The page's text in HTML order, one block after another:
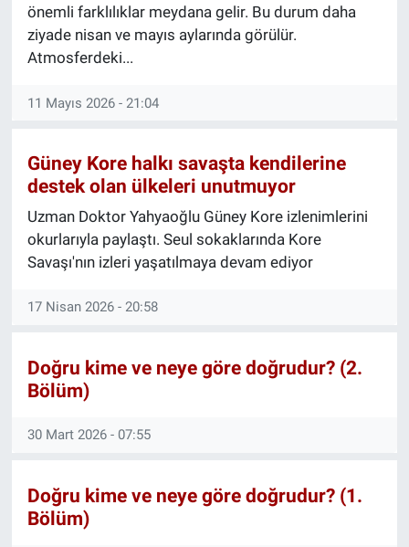
önemli farklılıklar meydana gelir. Bu durum daha
ziyade nisan ve mayıs aylarında görülür.
Atmosferdeki...
11 Mayıs 2026 - 21:04
Güney Kore halkı savaşta kendilerine
destek olan ülkeleri unutmuyor
Uzman Doktor Yahyaoğlu Güney Kore izlenimlerini
okurlarıyla paylaştı. Seul sokaklarında Kore
Savaşı'nın izleri yaşatılmaya devam ediyor
17 Nisan 2026 - 20:58
Doğru kime ve neye göre doğrudur? (2.
Bölüm)
30 Mart 2026 - 07:55
Doğru kime ve neye göre doğrudur? (1.
Bölüm)